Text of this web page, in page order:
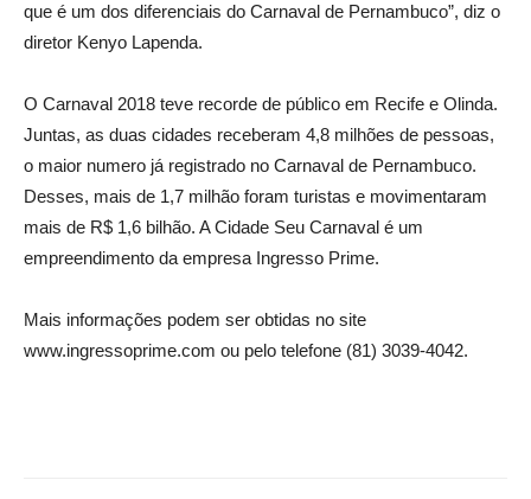
que é um dos diferenciais do Carnaval de Pernambuco”, diz o
diretor Kenyo Lapenda.
O Carnaval 2018 teve recorde de público em Recife e Olinda.
Juntas, as duas cidades receberam 4,8 milhões de pessoas,
o maior numero já registrado no Carnaval de Pernambuco.
Desses, mais de 1,7 milhão foram turistas e movimentaram
mais de R$ 1,6 bilhão. A Cidade Seu Carnaval é um
empreendimento da empresa Ingresso Prime.
Mais informações podem ser obtidas no site
www.ingressoprime.com ou pelo telefone (81) 3039-4042.